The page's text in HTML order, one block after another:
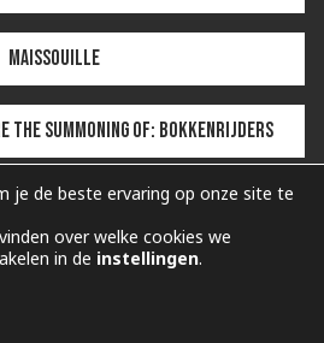
Maissouille
SUMMONING OF: BOKKENRIJDERS
ALBUM SHOWCASE
je de beste ervaring op onze site te
over welke cookies we
in de instellingen.